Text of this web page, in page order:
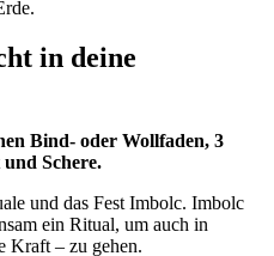
in deine
Bind- oder Wollfaden, 3
Schere.
und das Fest Imbolc. Imbolc
ein Ritual, um auch in
Kraft – zu gehen.